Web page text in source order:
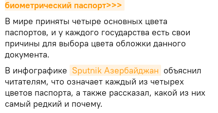
биометрический паспорт>>>
В мире приняты четыре основных цвета
паспортов, и у каждого государства есть свои
причины для выбора цвета обложки данного
документа.
В инфографике Sputnik Азербайджан объяснил
читателям, что означает каждый из четырех
цветов паспорта, а также рассказал, какой из них
самый редкий и почему.